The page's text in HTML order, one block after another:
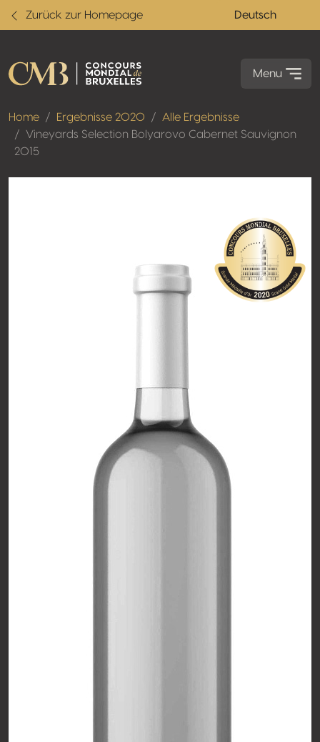
Zurück zur Homepage Deutsch
Menu
Home Ergebnisse 2020
Alle Ergebnisse
Vineyards Selection Bolyarovo Cabernet Sauvignon
2015